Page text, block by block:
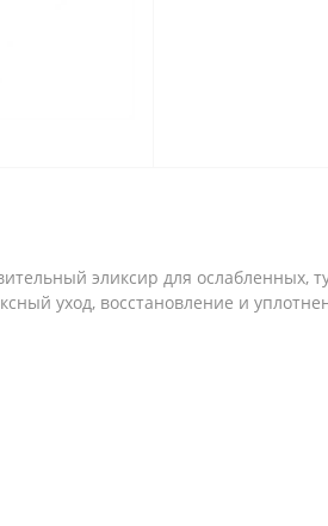
эликсир для ослабленных,
уход, восстановление и